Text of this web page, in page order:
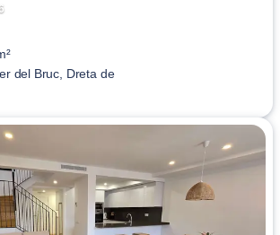
del Bruc, Dreta de